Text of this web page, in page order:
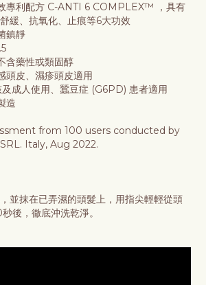
專利配方 C-ANTI 6 COMPLEX™ ，具有
緩、抗氧化、止痕等6大功效
鎮靜
含藥性或類固醇
頭皮、濕疹頭皮適用
成人使用、蠶豆症 (G6PD) 患者適用
造
from 100 users conducted by
Italy, Aug 2022.
並抹在已弄濕的頭髮上，用指尖輕輕從頭
後，徹底沖洗乾淨。